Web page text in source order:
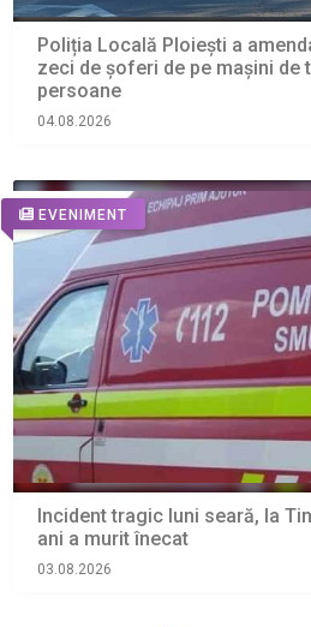
Poliția Locală Ploiești a
zeci de șoferi de pe mașini
persoane
04.08.2026
EVENIMENT
Incident tragic luni seară, la
ani a murit înecat
03.08.2026